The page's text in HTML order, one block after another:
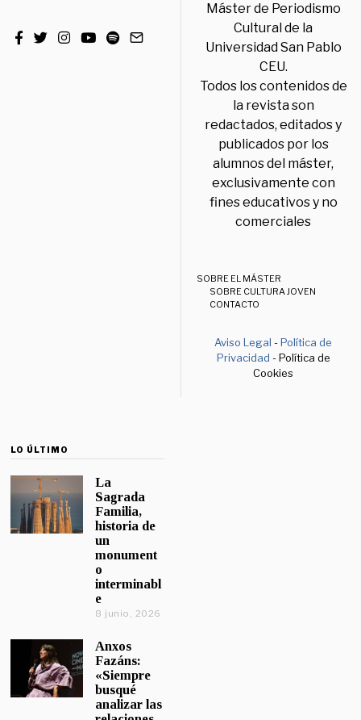
Máster de Periodismo
Cultural de la
Universidad San Pablo
CEU.
Todos los contenidos de
la revista son
redactados, editados y
publicados por los
alumnos del máster,
exclusivamente con
fines educativos y no
comerciales
SOBRE EL MÁSTER
SOBRE CULTURA JOVEN
CONTACTO
Aviso Legal -Política de
Privacidad - Política de
Cookies
LO ÚLTIMO
La
Sagrada
Familia,
historia de
un
monument
o
interminabl
e
8 junio, 2026
Anxos
Fazáns:
«Siempre
busqué
analizar las